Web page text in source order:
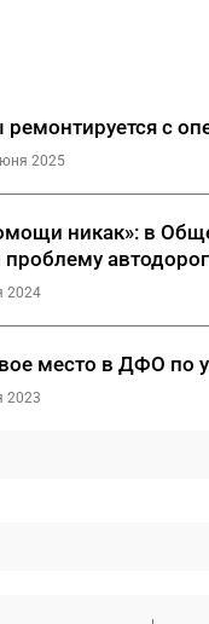
ремонтируется с
2025
никак»: в
автодорог
2024
место в ДФО по
2023